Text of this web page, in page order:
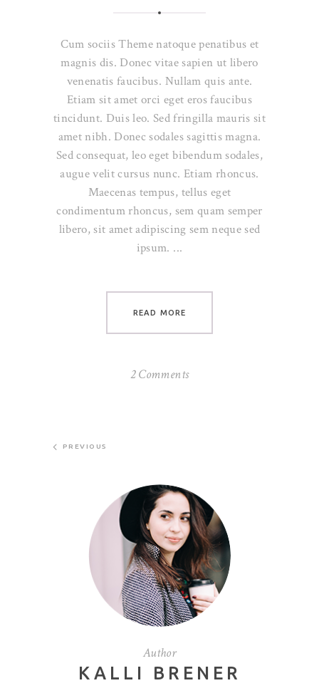
Cum sociis Theme natoque penatibus et
magnis dis. Donec vitae sapien ut libero
venenatis faucibus. Nullam quis ante.
Etiam sit amet orci eget eros faucibus
tincidunt. Duis leo. Sed fringilla mauris sit
amet nibh. Donec sodales sagittis magna.
Sed consequat, leo eget bibendum sodales,
augue velit cursus nunc. Etiam rhoncus.
Maecenas tempus, tellus eget
condimentum rhoncus, sem quam semper
libero, sit amet adipiscing sem neque sed
ipsum.
READ MORE
2 Comments
PREVIOUS
Author
KALLI BRENER